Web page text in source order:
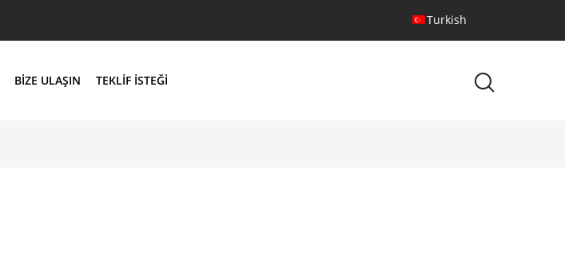
Turkish
BIZE ULAŞIN TEKLIF ISTEĞI